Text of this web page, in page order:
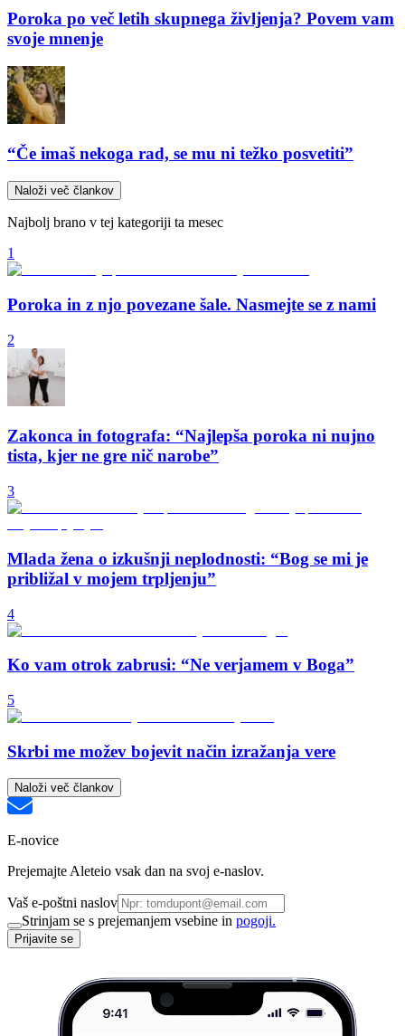
Poroka po več letih skupnega življenja? Povem vam
svoje mnenje
“Če imaš nekoga rad, se mu ni težko posvetiti”
Naloži več člankov
Najbolj brano v tej kategoriji ta mesec
1
Poroka in z njo povezane šale. Nasmejte se z nami
2
Zakonca in fotografa: “Najlepša poroka ni nujno
tista, kjer ne gre nič narobe”
3
Mlada žena o izkušnji neplodnosti: “Bog se mi je
približal v mojem trpljenju”
4
Ko vam otrok zabrusi: “Ne verjamem v Boga”
5
Skrbi me možev bojevit način izražanja vere
Naloži več člankov
E-novice
Prejemajte Aleteio vsak dan na svoj e-naslov.
Vaš e-poštni naslov
Strinjam se s prejemanjem vsebine in pogoji.
Prijavite se